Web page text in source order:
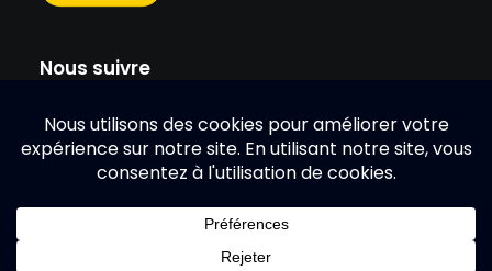
Nous suivre
© 2026 Solo Guy Cotten.| Tous droits réservés.